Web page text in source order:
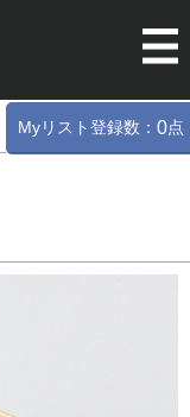
Myリスト登録数： 0点